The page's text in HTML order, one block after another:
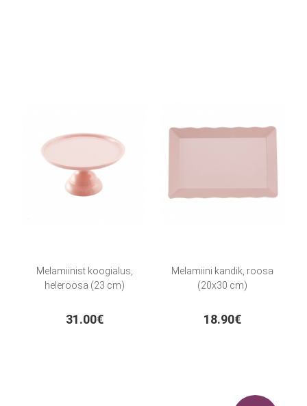
Melamiinist koogialus,
heleroosa (23 cm)
31.00€
Melamiini kandik, roosa
(20x30 cm)
18.90€